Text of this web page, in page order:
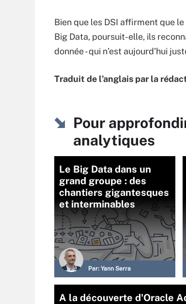
Bien que les DSI affirment que
Big Data, poursuit-elle, ils
donnée - qui n’est aujourd’hui
Traduit de l’anglais par la
Pour
analytiques
Le Big Data dans un
grand groupe : des
chantiers gigantesques
et interminables
Par: Yann Serra
A la découverte d'Oracle